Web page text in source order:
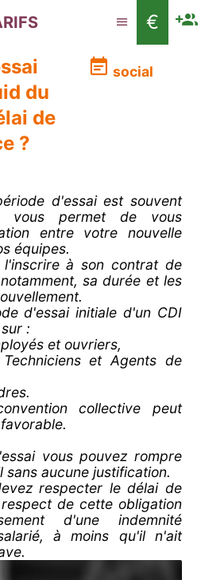
€
du
de
?
social
d'essai est souvent
vous permet de vous
entre votre nouvelle
équipes.
l'inscrire à son contrat de
sa durée et les
d'essai initiale d'un CDI
:
et ouvriers,
et Agents de
collective peut
vous pouvez rompre
aucune justification.
respecter le délai de
de cette obligation
d'une indemnité
à moins qu'il n'ait